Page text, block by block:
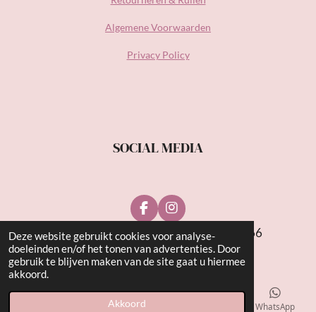
Deze website gebruikt cookies voor analyse-
doeleinden en/of het tonen van advertenties. Door
gebruik te blijven maken van de site gaat u hiermee
akkoord.
Akkoord
Algemene Voorwaarden
Privacy Policy
SOCIAL MEDIA
F
c
e
b
o
k
I
s
t
a
r
© Be Wonderful Beauty 2021 | KvK: 81538766
Telefoonnummer WhatsApp